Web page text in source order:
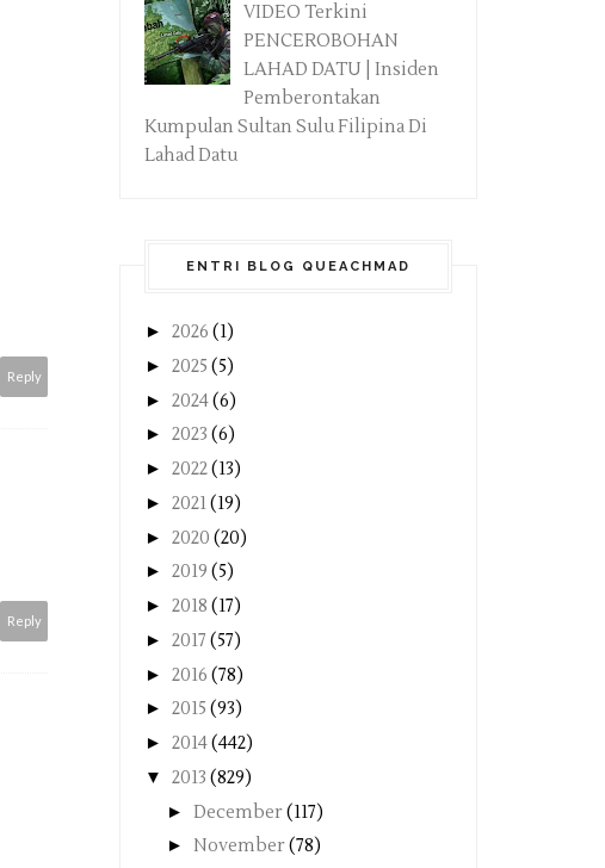
Reply
Reply
VIDEO Terkini
PENCEROBOHAN
LAHAD DATU | Insiden
Pemberontakan
Kumpulan Sultan Sulu Filipina Di
Lahad Datu
ENTRI BLOG QUEACHMAD
► 2026 (1)
► 2025 (5)
► 2024(6)
► 2023 (6)
► 2022(13)
► 2021(19)
► 2020 (20)
► 2019 (5)
► 2018 (17)
► 2017 (57)
► 2016 (78)
► 2015 (93)
► 2014(442)
▼ 2013 (829)
► December(117)
► November(78)